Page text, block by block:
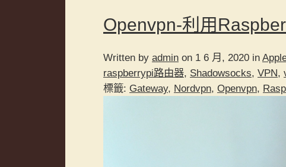
Openvpn-利用
Written by admin on 1 6 月, 2020 in
raspberrypi路由器, Shadowsocks, VPN,
標籤: Gateway, Nordvpn, Openvpn,